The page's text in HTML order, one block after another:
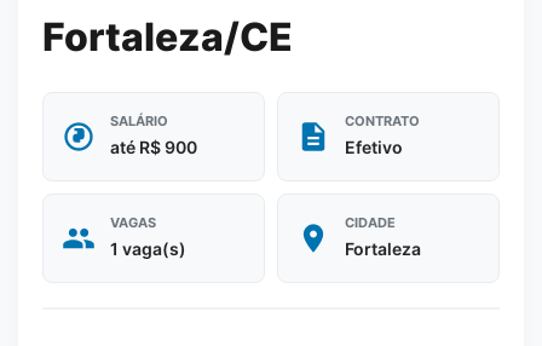
Fortaleza/CE
SALÁRIO
até R$ 900
CONTRATO
Efetivo
VAGAS
1 vaga(s)
CIDADE
Fortaleza